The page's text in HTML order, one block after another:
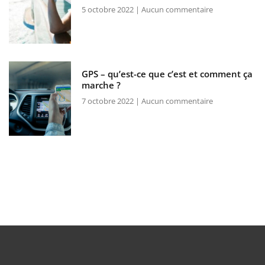
5 octobre 2022 Aucun commentaire
GPS – qu’est-ce que c’est et comment ça
marche ?
7 octobre 2022 Aucun commentaire